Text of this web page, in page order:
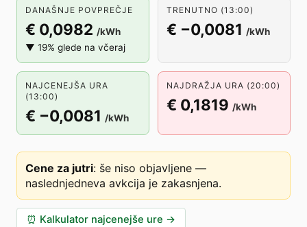
DANAŠNJE POVPREČJE
€ 0,0982 /kWh
▼ 19% glede na včeraj
TRENUTNO (13:00)
€ −0,0081 /kWh
NAJCENEJŠA URA
(13:00)
€ −0,0081 /kWh
NAJDRAŽJA URA (20:00)
€ 0,1819 /kWh
Cene za jutri: še niso objavljene —
naslednjedneva avkcija je zakasnjena.
⏰ Kalkulator najcenejše ure →